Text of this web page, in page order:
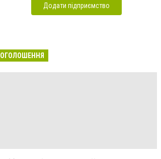
Додати підприємство
ОГОЛОШЕННЯ